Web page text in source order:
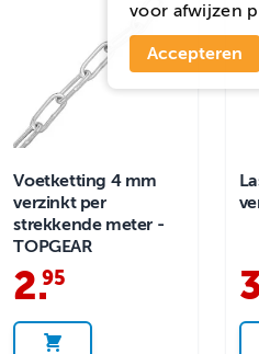
Voetketting 4 mm
verzinkt per
strekkende meter -
TOPGEAR
2.
95
voor afwijzen
Accepteren